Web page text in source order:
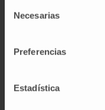
Necesarias
Preferencias
Estadística